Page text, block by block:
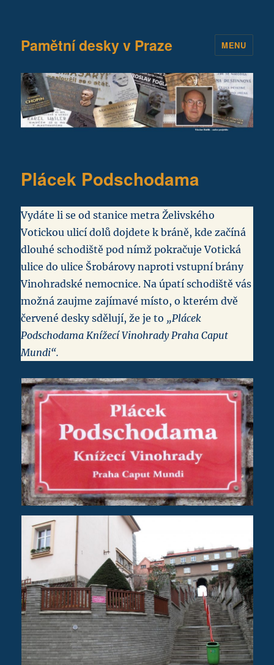
Pamětní desky v Praze MENU
Plácek Podschodama
Vydáte li se od stanice metra Želivského
Votickou ulicí dolů dojdete k bráně, kde začíná
dlouhé schodiště pod nímž pokračuje Votická
ulice do ulice Šrobárovy naproti vstupní brány
Vinohradské nemocnice. Na úpatí schodiště vás
možná zaujme zajímavé místo, o kterém dvě
červené desky sdělují, že je to „Plácek
Podschodama Knížecí Vinohrady Praha Caput
Mundi“.